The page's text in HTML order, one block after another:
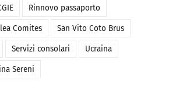
Ringraziamenti
Rinnovo passaporto
Comites San Vito Coto Brus
Servizi consolari